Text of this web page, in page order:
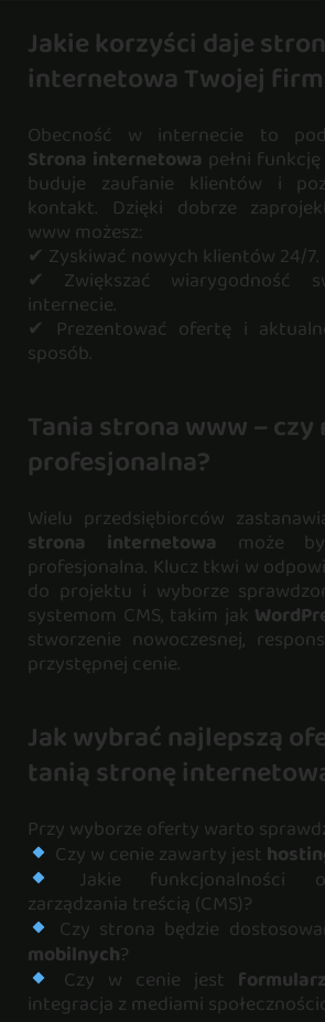
Jakie korzyści daje
internetowa Twojej
Obecność w internecie to
Strona internetowa pełni
buduje zaufanie klientów i
kontakt. Dzięki dobrze
www możesz:
✔ Zyskiwać nowych klientów 24/7.
✔ Zwiększać wiarygodność
internecie.
✔ Prezentować ofertę i
sposób.
Tania strona www – czy
profesjonalna?
Wielu przedsiębiorców
strona internetowa może
profesjonalna. Klucz tkwi w
do projektu i wyborze
systemom CMS, takim jak
stworzenie nowoczesnej,
przystępnej cenie.
Jak wybrać najlepszą
tanią stronę
Przy wyborze oferty warto
Czy w cenie zawarty jest
Jakie funkcjonalności
zarządzania treścią (CMS)?
Czy strona będzie
mobilnych?
Czy w cenie jest
integracja z mediami